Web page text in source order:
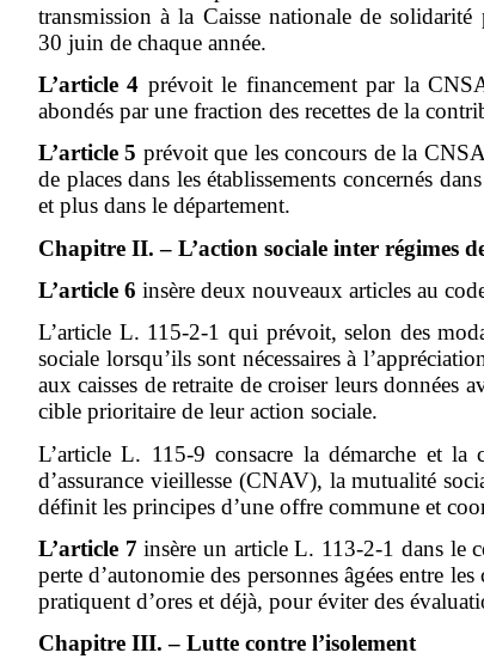
transmission à la Caisse nationale de
30 juin de chaque année.
L’article 4 prévoit le financement par la
abondés par une fraction des recettes de la
L’article 5 prévoit que les concours de la
de places dans les établissements concernés
et plus dans le département.
Chapitre II. – L’action sociale inter régimes
L’article 6 insère deux nouveaux articles au
L’article L. 115-2-1 qui prévoit, selon des
sociale lorsqu’ils sont nécessaires à
aux caisses de retraite de croiser leurs données
cible prioritaire de leur action sociale.
L’article L. 115-9 consacre la démarche et la
d’assurance vieillesse (CNAV), la mutualité
définit les principes d’une offre commune et
L’article 7 insère un article L. 113-2-1 dans le
perte d’autonomie des personnes âgées entre
pratiquent d’ores et déjà, pour éviter des
Chapitre III. – Lutte contre l’isolement